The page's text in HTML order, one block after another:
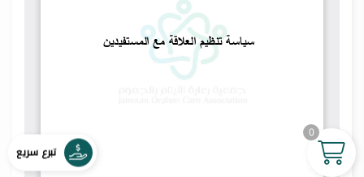
تبرع سريع
0